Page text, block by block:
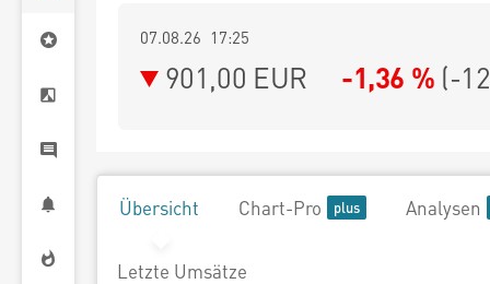
07.08.26 17:25
901,00 EUR -1,36 % (-
Übersicht Chart-Pro Analysen
Letzte Umsätze